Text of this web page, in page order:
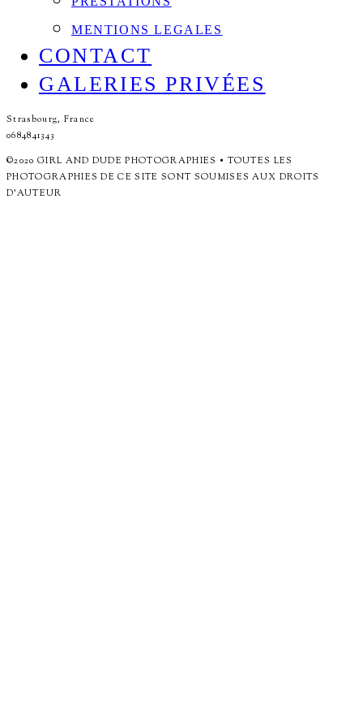
MENTIONS LEGALES
CONTACT
GALERIES PRIVÉES
Strasbourg, France
0684841343
©2020 GIRL AND DUDE PHOTOGRAPHIES • TOUTES LES
PHOTOGRAPHIES DE CE SITE SONT SOUMISES AUX DROITS
D'AUTEUR